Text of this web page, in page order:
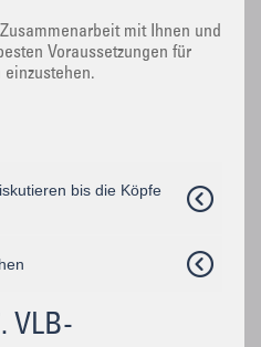
mit Ihnen und
Voraussetzungen für
bis die Köpfe
VLB-